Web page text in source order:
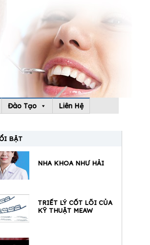
Đào Tạo Liên Hệ
BẬT
NHA KHOA NHƯ HẢI
TRIẾT LÝ CỐT LÕI CỦA
KỸ THUẬT MEAW